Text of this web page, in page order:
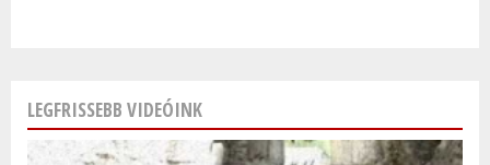
LEGFRISSEBB VIDEÓINK